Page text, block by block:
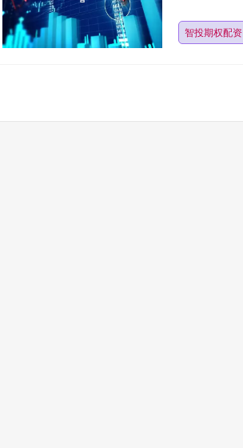
智投期权配资